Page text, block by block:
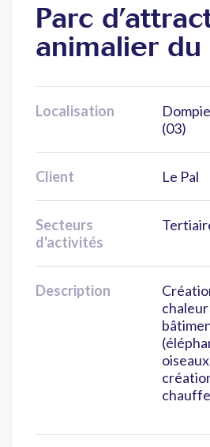
Parc
animalier du
Localisation
(03)
Client Le Pal
Secteurs
d'activités
Description